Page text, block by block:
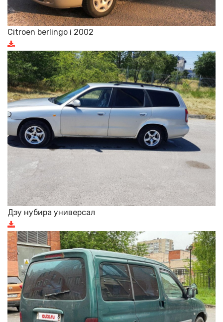
Citroen berlingo i 2002
Дэу нубира универсал